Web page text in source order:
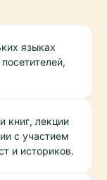
языках
книг, лекции
с участием
и историков.